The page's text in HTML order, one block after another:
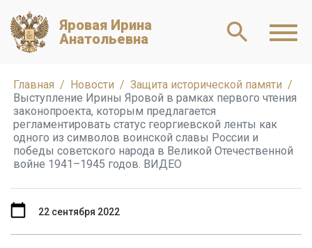
Яровая Ирина
Анатольевна
Главная Новости
Защита исторической памяти
Выступление Ирины Яровой в рамках первого чтения
законопроекта, которым предлагается
регламентировать статус георгиевской ленты как
одного из символов воинской славы России и
победы советского народа в Великой Отечественной
войне 1941–1945 годов. ВИДЕО
22 сентября 2022